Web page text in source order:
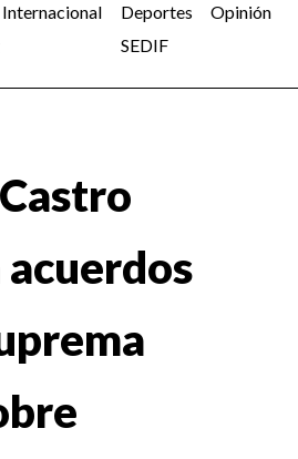
Internacional Deportes
Opinión
SEDIF